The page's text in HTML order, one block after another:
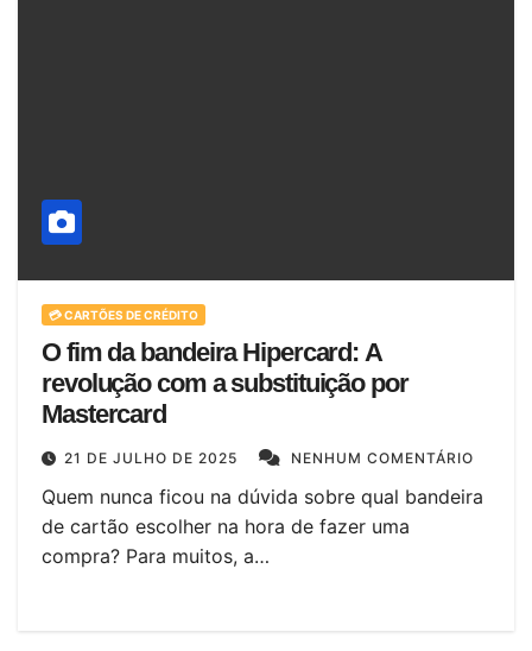
💳 CARTÕES DE CRÉDITO
O fim da bandeira Hipercard: A
revolução com a substituição por
Mastercard
21 DE JULHO DE 2025 NENHUM COMENTÁRIO
Quem nunca ficou na dúvida sobre qual bandeira
de cartão escolher na hora de fazer uma
compra? Para muitos, a…